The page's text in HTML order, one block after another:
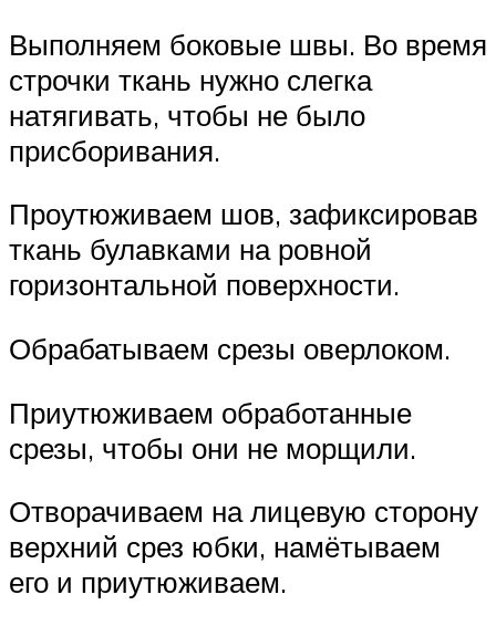
Выполняем боковые швы. Во время
строчки ткань нужно слегка
натягивать, чтобы не было
присборивания.
Проутюживаем шов, зафиксировав
ткань булавками на ровной
горизонтальной поверхности.
Обрабатываем срезы оверлоком.
Приутюживаем обработанные
срезы, чтобы они не морщили.
Отворачиваем на лицевую сторону
верхний срез юбки, намётываем
его и приутюживаем.